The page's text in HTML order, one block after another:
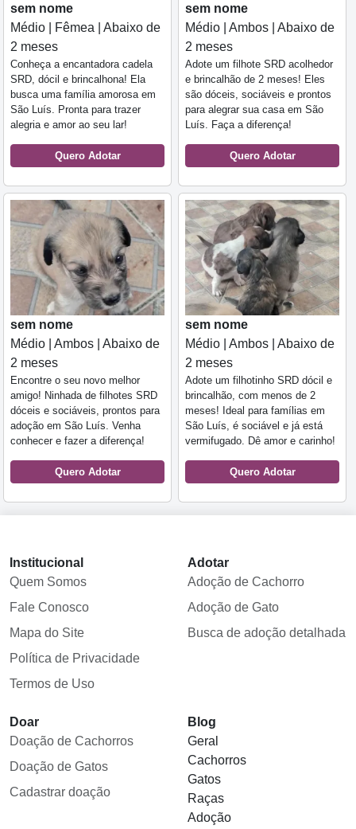
sem nome
Médio | Fêmea | Abaixo de
2 meses
Conheça a encantadora cadela
SRD, dócil e brincalhona! Ela
busca uma família amorosa em
São Luís. Pronta para trazer
alegria e amor ao seu lar!
Quero Adotar
sem nome
Médio | Ambos | Abaixo de
2 meses
Adote um filhote SRD acolhedor
e brincalhão de 2 meses! Eles
são dóceis, sociáveis e prontos
para alegrar sua casa em São
Luís. Faça a diferença!
Quero Adotar
sem nome
Médio | Ambos | Abaixo de
2 meses
Encontre o seu novo melhor
amigo! Ninhada de filhotes SRD
dóceis e sociáveis, prontos para
adoção em São Luís. Venha
conhecer e fazer a diferença!
Quero Adotar
sem nome
Médio | Ambos | Abaixo de
2 meses
Adote um filhotinho SRD dócil e
brincalhão, com menos de 2
meses! Ideal para famílias em
São Luís, é sociável e já está
vermifugado. Dê amor e carinho!
Quero Adotar
Institucional
Quem Somos
Fale Conosco
Mapa do Site
Política de Privacidade
Termos de Uso
Adotar
Adoção de Cachorro
Adoção de Gato
Busca de adoção detalhada
Doar
Doação de Cachorros
Doação de Gatos
Cadastrar doação
Blog
Geral
Cachorros
Gatos
Raças
Adoção